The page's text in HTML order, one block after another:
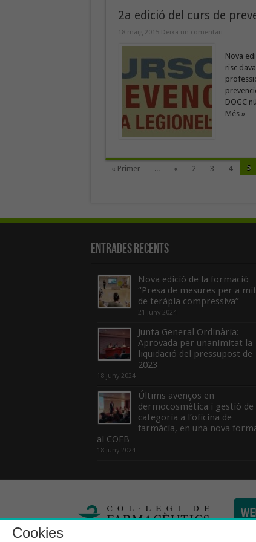
2a edició del curs de
18 maig 2015 Deixa un comentari
Nova
risc
DOGC
Més »
« Primer ... « 2 3 4 5
Entrades recents
Nova edició de la formació
“Presa de mesures per a
de teràpia compressiva”
21 juny 2024
Junta General Ordinària:
Aprovada per unanimitat la
liquidació del pressupost de
2023
18 juny 2024
Últims avenços en
dermocosmètica i gestió de
categoria a l’oficina de
farmàcia, en una nova
al COFB
18 juny 2024
Cookies